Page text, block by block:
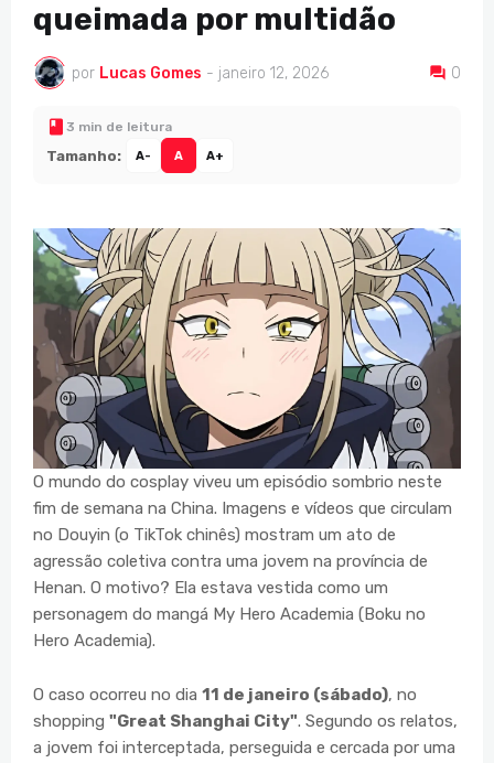
queimada por multidão
por Lucas Gomes - janeiro 12, 2026 0
3 min de leitura
Tamanho: A- A A+
O mundo do cosplay viveu um episódio sombrio neste
fim de semana na China. Imagens e vídeos que circulam
no Douyin (o TikTok chinês) mostram um ato de
agressão coletiva contra uma jovem na província de
Henan. O motivo? Ela estava vestida como um
personagem do mangá My Hero Academia (Boku no
Hero Academia).
O caso ocorreu no dia 11 de janeiro (sábado), no
shopping "Great Shanghai City". Segundo os relatos,
a jovem foi interceptada, perseguida e cercada por uma